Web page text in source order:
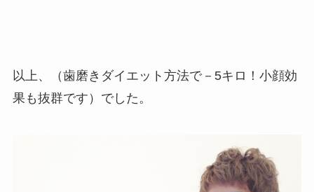
以上、（歯磨きダイエット方法で－5キロ！小顔効
果も抜群です）でした。